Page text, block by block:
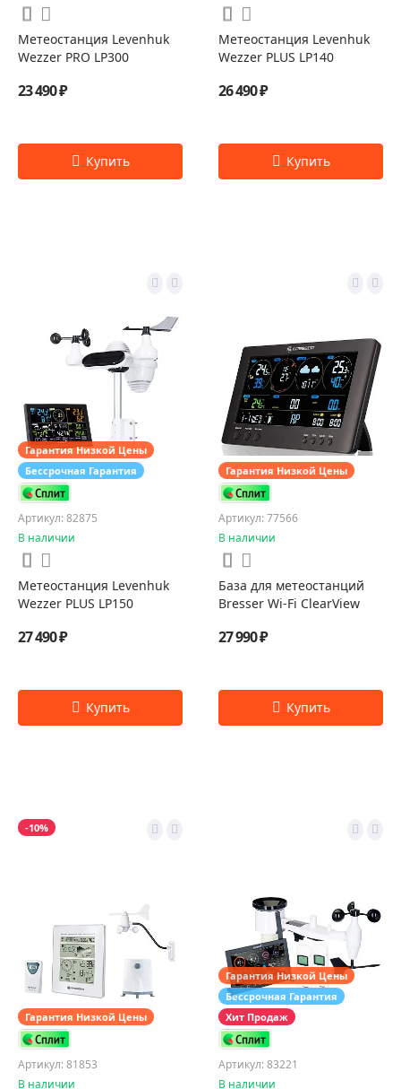
Метеостанция Levenhuk
Wezzer PRO LP300
23 490 ₽
Метеостанция Levenhuk
Wezzer PLUS LP140
26 490 ₽
Гарантия Низкой Цены
Бессрочная Гарантия
Артикул: 82875
В наличии
Метеостанция Levenhuk
Wezzer PLUS LP150
27 490 ₽
Гарантия Низкой Цены
Артикул: 77566
В наличии
База для метеостанций
Bresser Wi-Fi ClearView
27 990 ₽
-10%
Гарантия Низкой Цены
Артикул: 81853
В наличии
Гарантия Низкой Цены
Бессрочная Гарантия
Хит Продаж
Артикул: 83221
В наличии